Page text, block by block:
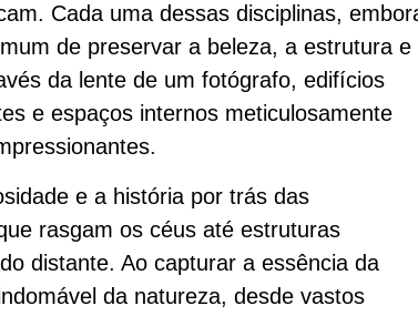
Cada uma dessas disciplinas,
de preservar a beleza, a estrutura e
da lente de um fotógrafo, edifícios
e espaços internos meticulosamente
e a história por trás das
rasgam os céus até estruturas
distante. Ao capturar a essência da
da natureza, desde vastos